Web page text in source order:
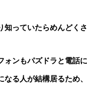
知っていたらめんどく
ォンもパズドラと電話
なる人が結構居るため